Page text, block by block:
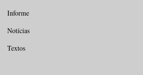
Informe
Notícias
Textos